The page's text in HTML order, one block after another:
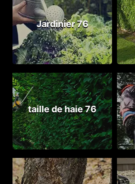
Jardinier 76
taille de haie 76